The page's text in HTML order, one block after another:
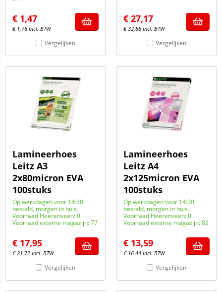
€ 1,47
€ 1,78 Incl. BTW
Vergelijken
€ 27,17
€32,88 Incl. BTW
Vergelijken
Lamineerhoes
Leitz A3
2x80micron EVA
100stuks
Op werkdagen voor 14:30
besteld, morgen in huis.
Voorraad Heerenveen: 0
Voorraad externe magazijn: 77
€ 17,95
€21,72 Incl. BTW
Vergelijken
Lamineerhoes
Leitz A4
2x125micron EVA
100stuks
Op werkdagen voor 14:30
besteld, morgen in huis.
Voorraad Heerenveen: 0
Voorraad externe magazijn: 82
€ 13,59
€ 16,44 Incl. BTW
Vergelijken